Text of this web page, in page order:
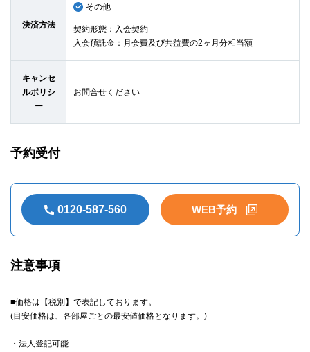
決済方法
その他
契約形態：入会契約
入会預託金：月会費及び共益費の2ヶ月分相当額
キャンセ
ルポリシ
ー
お問合せください
予約受付
0120-587-560 WEB予約
注意事項
■価格は【税別】で表記しております。
(目安価格は、各部屋ごとの最安値価格となります。)
・法人登記可能